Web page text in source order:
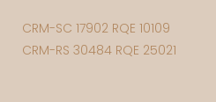
CRM-SC 17902 RQE 10109
CRM-RS 30484 RQE 25021